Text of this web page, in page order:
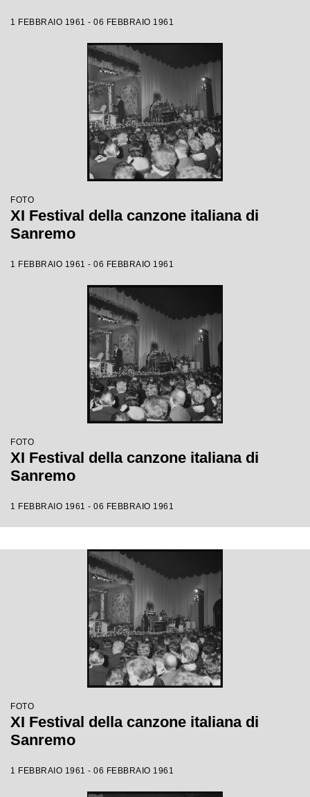
1 FEBBRAIO 1961 - 06 FEBBRAIO 1961
FOTO
XI Festival della canzone italiana di
Sanremo
1 FEBBRAIO 1961 - 06 FEBBRAIO 1961
FOTO
XI Festival della canzone italiana di
Sanremo
1 FEBBRAIO 1961 - 06 FEBBRAIO 1961
FOTO
XI Festival della canzone italiana di
Sanremo
1 FEBBRAIO 1961 - 06 FEBBRAIO 1961